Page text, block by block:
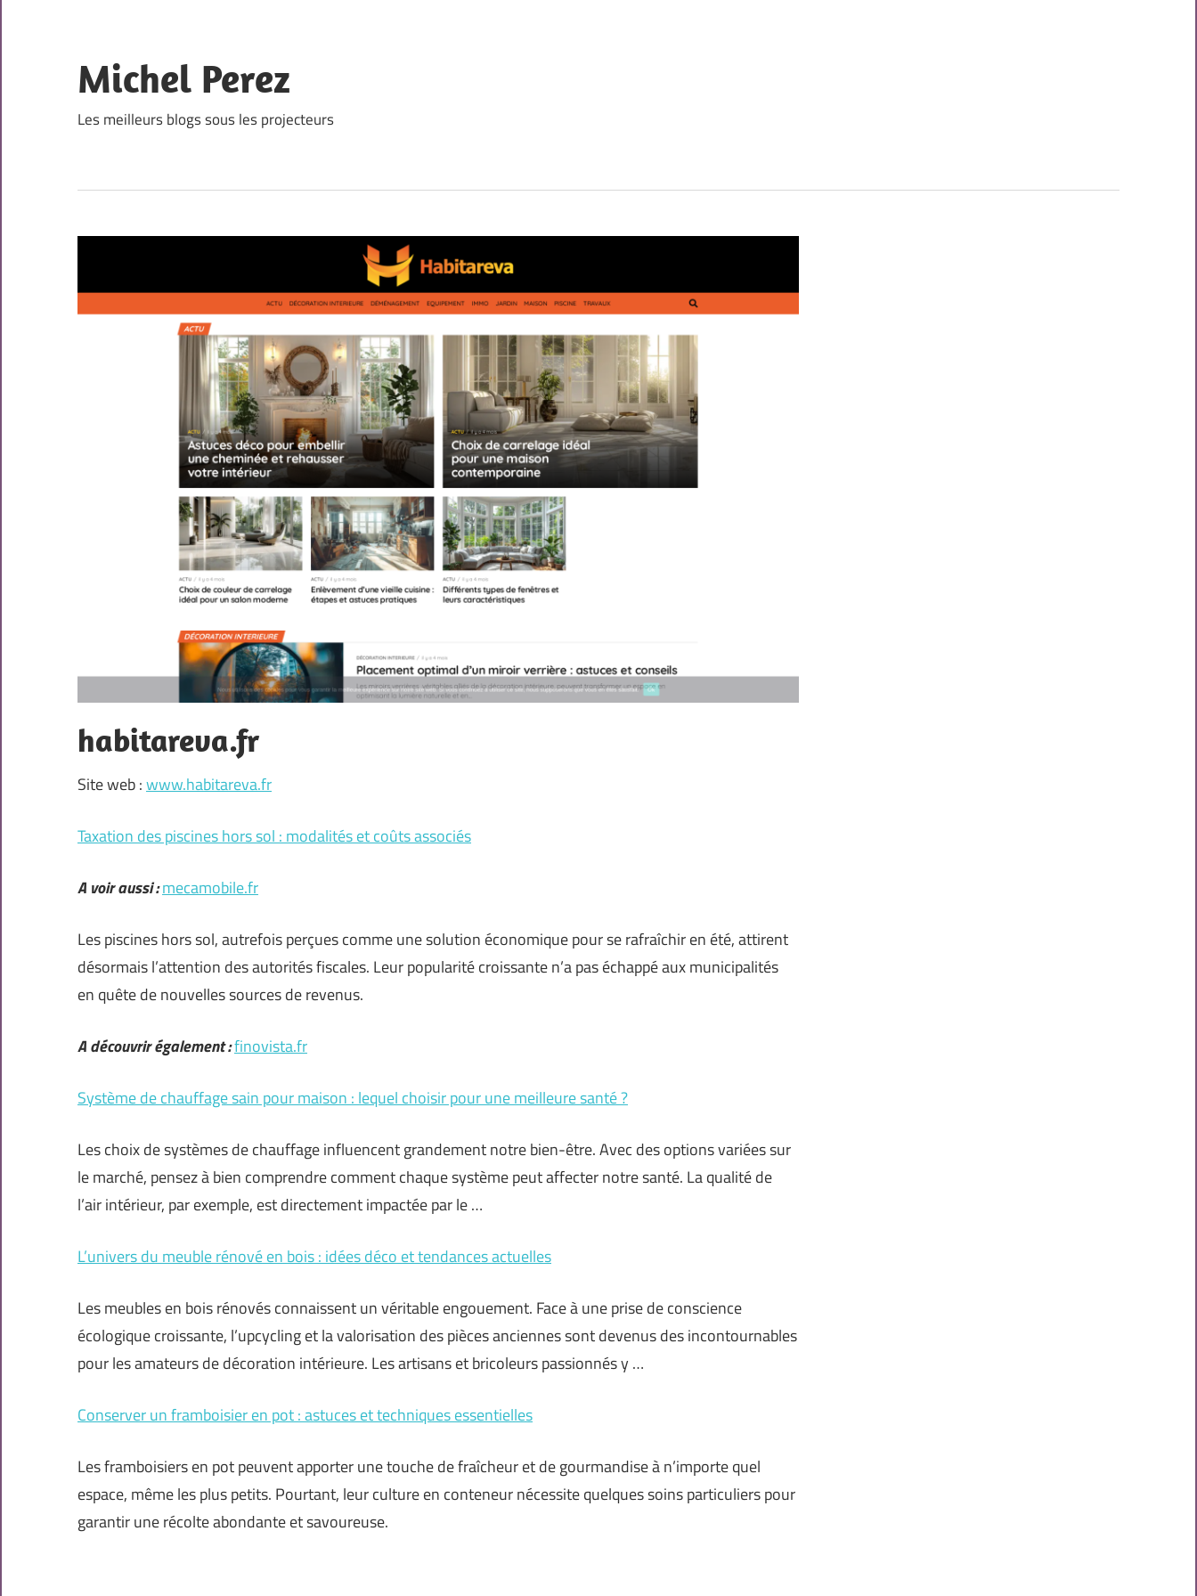
content
Michel Perez
Les meilleurs blogs sous les projecteurs
habitareva.fr
Site web :www.habitareva.fr
Taxation des piscines hors sol : modalités et coûts associés
A voir aussi :mecamobile.fr
Les piscines hors sol, autrefois perçues comme une solution économique pour se rafraîchir en été, attirent
désormais l’attention des autorités fiscales. Leur popularité croissante n’a pas échappé aux municipalités
en quête de nouvelles sources de revenus.
A découvrir également :finovista.fr
Système de chauffage sain pour maison : lequel choisir pour une meilleure santé ?
Les choix de systèmes de chauffage influencent grandement notre bien-être. Avec des options variées sur
le marché, pensez à bien comprendre comment chaque système peut affecter notre santé. La qualité de
l’air intérieur, par exemple, est directement impactée par le …
L’univers du meuble rénové en bois : idées déco et tendances actuelles
Les meubles en bois rénovés connaissent un véritable engouement. Face à une prise de conscience
écologique croissante, l’upcycling et la valorisation des pièces anciennes sont devenus des incontournables
pour les amateurs de décoration intérieure. Les artisans et bricoleurs passionnés y …
Conserver un framboisier en pot : astuces et techniques essentielles
Les framboisiers en pot peuvent apporter une touche de fraîcheur et de gourmandise à n’importe quel
espace, même les plus petits. Pourtant, leur culture en conteneur nécessite quelques soins particuliers pour
garantir une récolte abondante et savoureuse.